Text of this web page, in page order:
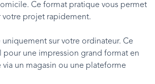
Ce format pratique vous permet
votre projet rapidement.
uniquement sur votre ordinateur. Ce
pour une impression grand format en
via un magasin ou une plateforme